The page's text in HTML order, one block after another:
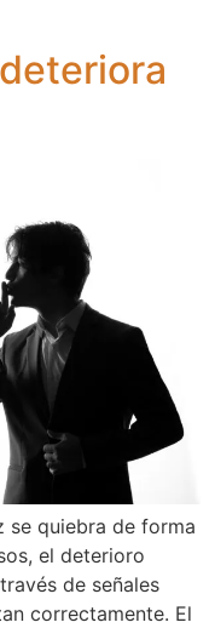
se quiebra de forma
el deterioro
de señales
correctamente. El